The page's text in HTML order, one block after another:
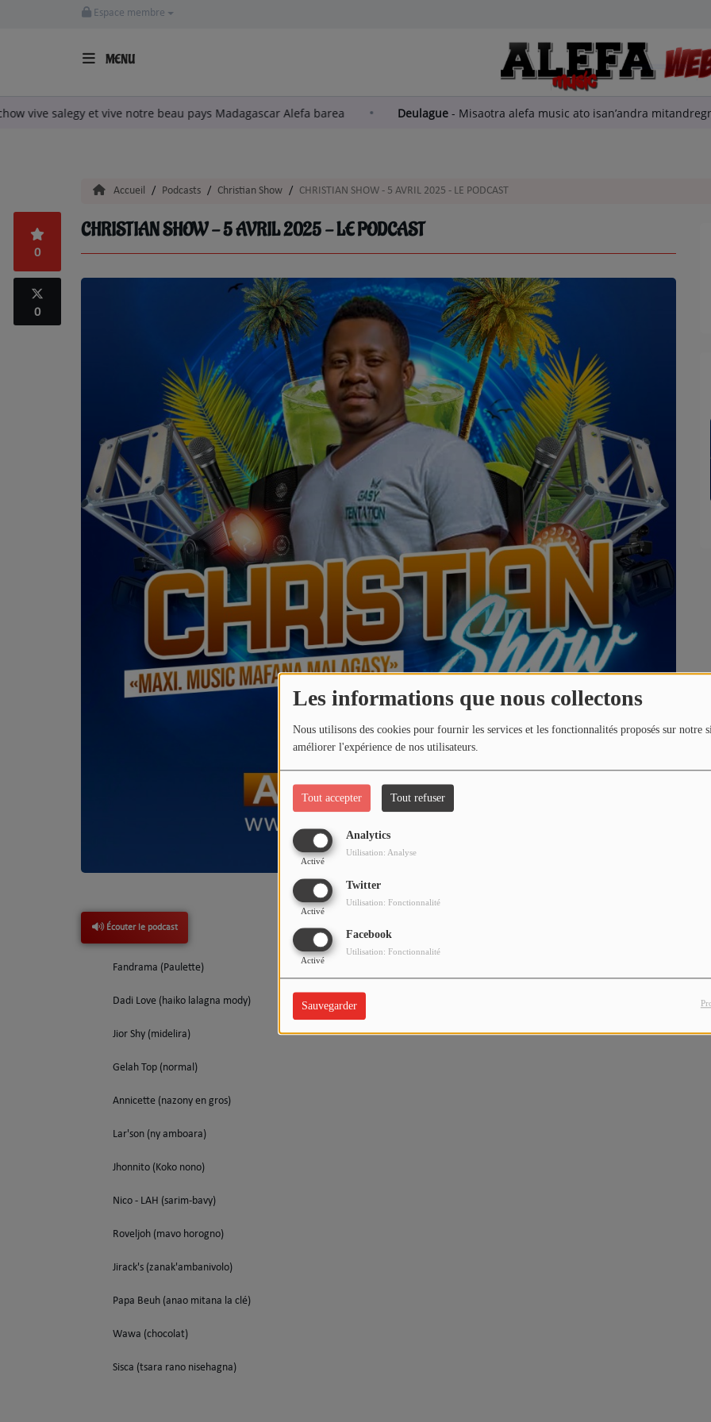
Les informations que nous collectons
Nous utilisons des cookies pour fournir les services et les fonctionnalités proposés sur notre
améliorer l'expérience de nos utilisateurs.
Tout accepter Tout refuser
Analytics
Activé
Utilisation: Analyse
Twitter
Activé
Utilisation: Fonctionnalité
Facebook
Activé
Utilisation: Fonctionnalité
Sauvegarder
Espace membre
MENU
-vive Christian chow vive salegy et vive notre beau pays Madagascar Alefa barea Deulague -Misaotra alefa music ato
TITRES DIFFUSÉS
EMISSIONS
EQUIPE
QUI SOMMES NOUS?
VIDÉO JOS TECHNOLOGY
Accueil Podcasts Christian Show CHRISTIAN SHOW - 5 AVRIL 2025 - LE PODCAST
CHRISTIAN SHOW - 5 AVRIL 2025 - LE PODCAST
0
0
Écouter le podcast
Fandrama (Paulette)
Dadi Love (haiko lalagna mody)
Jior Shy (midelira)
Gelah Top (normal)
Annicette (nazony en gros)
Lar'son (ny amboara)
Jhonnito (Koko nono)
Nico - LAH (sarim-bavy)
Roveljoh (mavo horogno)
Jirack's (zanak'ambanivolo)
Papa Beuh (anao mitana la clé)
Wawa (chocolat)
Sisca (tsara rano nisehagna)